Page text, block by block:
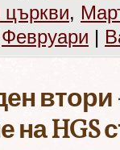
,
Февруари |
HGS